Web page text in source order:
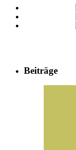
Beiträge